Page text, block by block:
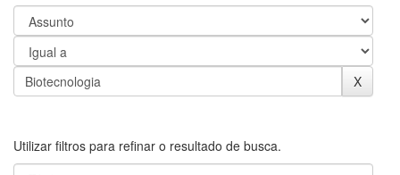
Utilizar filtros para refinar o resultado de busca.